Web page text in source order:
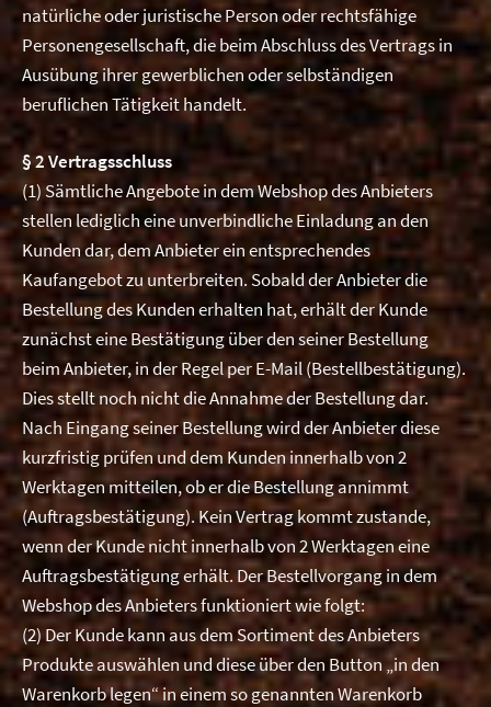
natürliche oder juristische Person oder rechtsfähige
Personengesellschaft, die beim Abschluss des Vertrags in
Ausübung ihrer gewerblichen oder selbständigen
beruflichen Tätigkeit handelt.
§ 2 Vertragsschluss
(1) Sämtliche Angebote in dem Webshop des Anbieters
stellen lediglich eine unverbindliche Einladung an den
Kunden dar, dem Anbieter ein entsprechendes
Kaufangebot zu unterbreiten. Sobald der Anbieter die
Bestellung des Kunden erhalten hat, erhält der Kunde
zunächst eine Bestätigung über den seiner Bestellung
beim Anbieter, in der Regel per E-Mail (Bestellbestätigung).
Dies stellt noch nicht die Annahme der Bestellung dar.
Nach Eingang seiner Bestellung wird der Anbieter diese
kurzfristig prüfen und dem Kunden innerhalb von 2
Werktagen mitteilen, ob er die Bestellung annimmt
(Auftragsbestätigung). Kein Vertrag kommt zustande,
wenn der Kunde nicht innerhalb von 2 Werktagen eine
Auftragsbestätigung erhält. Der Bestellvorgang in dem
Webshop des Anbieters funktioniert wie folgt:
(2) Der Kunde kann aus dem Sortiment des Anbieters
Produkte auswählen und diese über den Button „in den
Warenkorb legen“ in einem so genannten Warenkorb